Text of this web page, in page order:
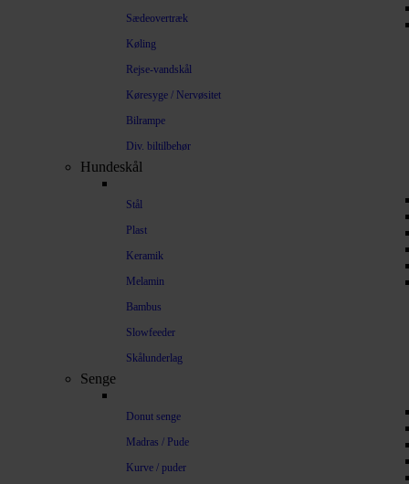
Sædeovertræk
Køling
Rejse-vandskål
Køresyge / Nervøsitet
Bilrampe
Div. biltilbehør
Hundeskål
Stål
Plast
Keramik
Melamin
Bambus
Slowfeeder
Skålunderlag
Senge
Donut senge
Madras / Pude
Kurve / puder